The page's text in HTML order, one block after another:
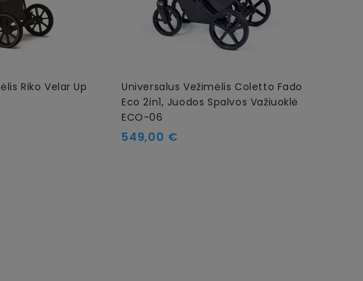
Riko Velar Up
Universalus Vežimėlis Coletto Fado
Eco 2in1, Juodos Spalvos Važiuoklė
ECO-06
Kaina
549,00 €